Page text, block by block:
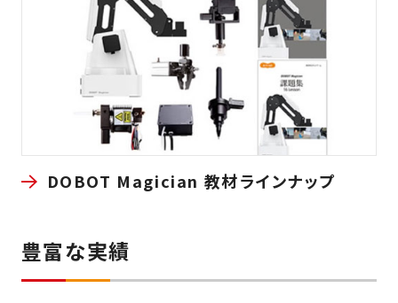
DOBOT Magician 教材ラインナップ
豊富な実績